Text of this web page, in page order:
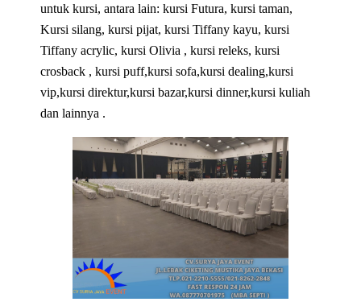
untuk kursi, antara lain: kursi Futura, kursi taman,
Kursi silang, kursi pijat, kursi Tiffany kayu, kursi
Tiffany acrylic, kursi Olivia , kursi releks, kursi
crosback , kursi puff,kursi sofa,kursi dealing,kursi
vip,kursi direktur,kursi bazar,kursi dinner,kursi kuliah
dan lainnya .